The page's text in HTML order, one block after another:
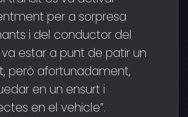
per a sorpresa
i del conductor del
estar a punt de patir un
però afortunadament,
en un ensurt i
en el vehicle”.